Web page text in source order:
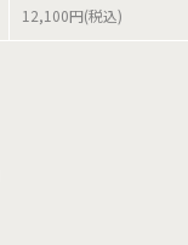
12,100円(税込)